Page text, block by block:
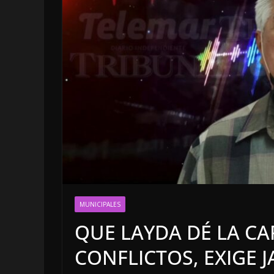
MUNICIPALES
QUE LAYDA DÉ LA
CONFLICTOS, EXIGE
OPINIÓN
LA CLOACA
4 agosto, 2026